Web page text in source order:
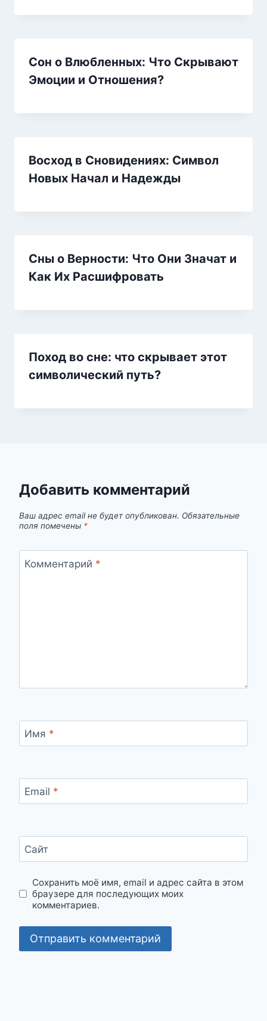
Сон о Влюбленных: Что Скрывают
Эмоции и Отношения?
Восход в Сновидениях: Символ
Новых Начал и Надежды
Сны о Верности: Что Они Значат и
Как Их Расшифровать
Поход во сне: что скрывает этот
символический путь?
Добавить комментарий
Ваш адрес email не будет опубликован. Обязательные
поля помечены *
Комментарий *
Имя *
Email *
Сайт
Сохранить моё имя, email и адрес сайта в этом
браузере для последующих моих
комментариев.